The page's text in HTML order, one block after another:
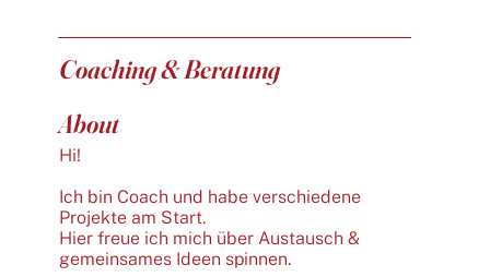
Coaching & Beratung
About
Hi!
Ich bin Coach und habe verschiedene
Projekte am Start.
Hier freue ich mich über Austausch &
gemeinsames Ideen spinnen.